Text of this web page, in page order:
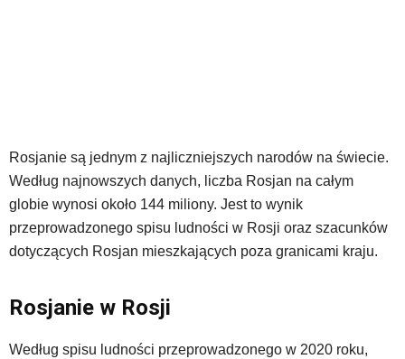
Rosjanie są jednym z najliczniejszych narodów na świecie.
Według najnowszych danych, liczba Rosjan na całym
globie wynosi około 144 miliony. Jest to wynik
przeprowadzonego spisu ludności w Rosji oraz szacunków
dotyczących Rosjan mieszkających poza granicami kraju.
Rosjanie w Rosji
Według spisu ludności przeprowadzonego w 2020 roku,